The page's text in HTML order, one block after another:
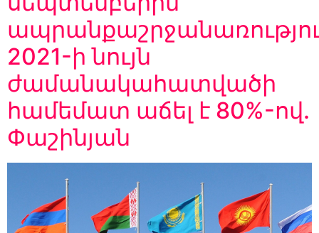
2021-ի նույն
ժամանակահատվածի
համեմատ աճել է 80%-ով.
Փաշինյան